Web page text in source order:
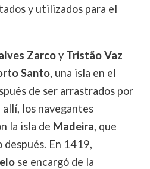
y utilizados para el
Zarcoy Tristão Vaz
Santo, una isla en el
de ser arrastrados por
los navegantes
la isla de Madeira, que
después. En 1419,
se encargó de la